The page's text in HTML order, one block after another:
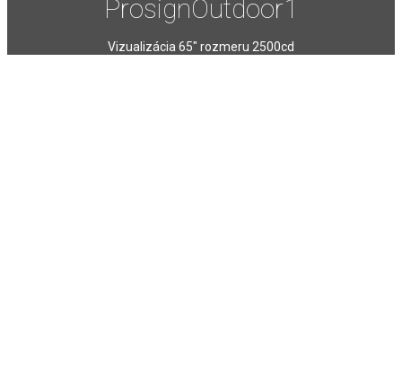
ProsignOutdoor1
Vizualizácia 65″ rozmeru 2500cd